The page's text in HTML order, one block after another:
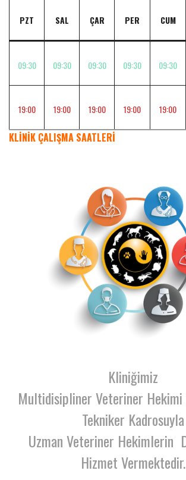
PZT SAL ÇAR PER CUM
09:30 09:30 09:30 09:30 09:30
19:00 19:00 19:00 19:00 19:00
KLİNİK ÇALIŞMA SAATLERİ
Kliniğimiz
Multidisipliner Veteriner
Tekniker Kadrosuyla
Uzman Veteriner Hekimlerin
Hizmet Vermektedir.